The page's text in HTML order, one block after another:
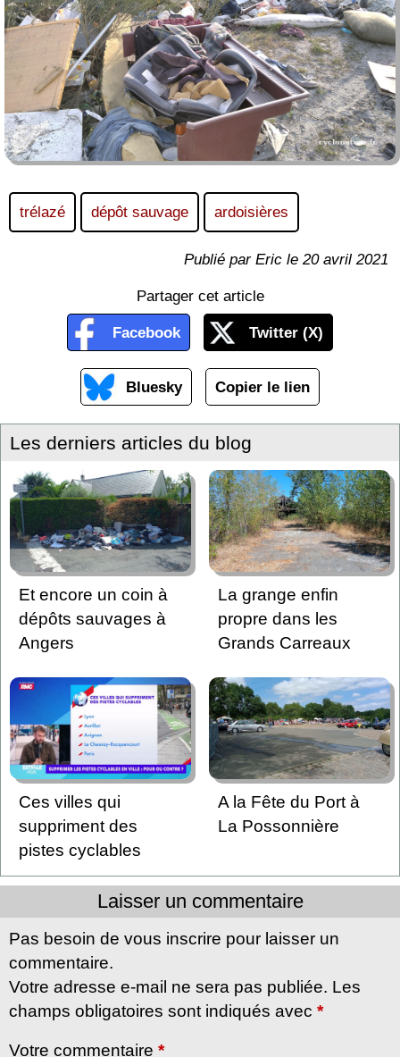
trélazé dépôt sauvage ardoisières
Publié par Eric le 20 avril 2021
Partager cet article
Facebook Twitter (X)
Bluesky Copier le lien
Les derniers articles du blog
Et encore un coin à
dépôts sauvages à
Angers
La grange enfin
propre dans les
Grands Carreaux
Ces villes qui
suppriment des
pistes cyclables
A la Fête du Port à
La Possonnière
Laisser un commentaire
Pas besoin de vous inscrire pour laisser un
commentaire.
Votre adresse e-mail ne sera pas publiée. Les
champs obligatoires sont indiqués avec *
Votre commentaire *